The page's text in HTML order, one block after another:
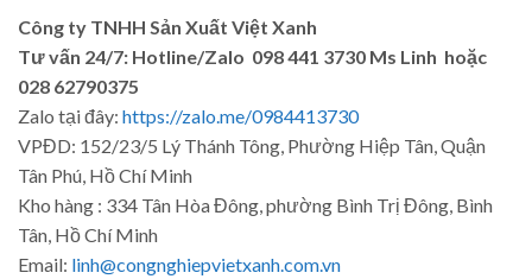
Công ty TNHH Sản Xuất Việt Xanh
Tư vấn 24/7: Hotline/Zalo 098 441 3730 Ms Linh hoặc
028 62790375
Zalo tại đây: https://zalo.me/0984413730
VPĐD: 152/23/5 Lý Thánh Tông, Phường Hiệp Tân, Quận
Tân Phú, Hồ Chí Minh
Kho hàng : 334 Tân Hòa Đông, phường Bình Trị Đông, Bình
Tân, Hồ Chí Minh
Email: linh@congnghiepvietxanh.com.vn